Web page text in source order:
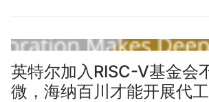
英特尔加入RISC-V基金会
微，海纳百川才能开展代